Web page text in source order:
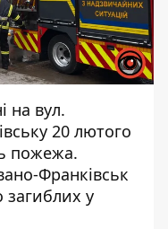
на вул.
20 лютого
пожежа.
Франківськ
загиблих у